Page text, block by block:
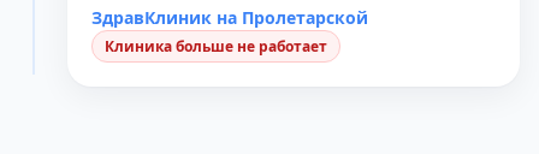
ЗдравКлиник на Пролетарской
Клиника больше не работает